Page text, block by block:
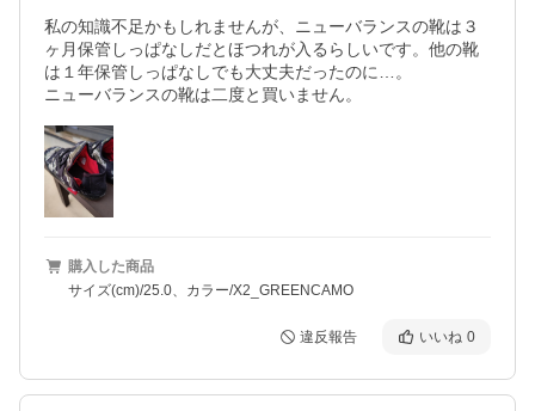
私の知識不足かもしれませんが、ニューバランスの靴は３
ヶ月保管しっぱなしだとほつれが入るらしいです。他の靴
は１年保管しっぱなしでも大丈夫だったのに…。
ニューバランスの靴は二度と買いません。
購入した商品
サイズ(cm)/25.0、カラー/X2_GREENCAMO
違反報告 いいね 0